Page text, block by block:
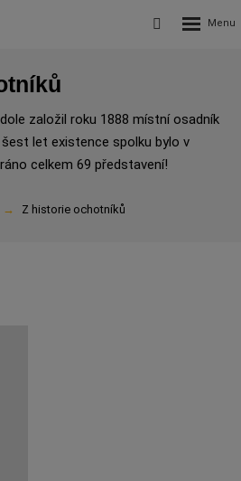
Vyhledávání
Rozbalení
založil roku 1888 místní osadník
let existence spolku bylo v
celkem 69 představení!
Z historie ochotníků